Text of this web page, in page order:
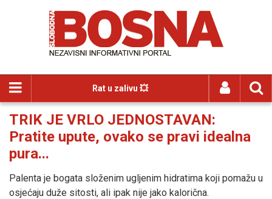
Rat u zalivu 💥
TRIK JE VRLO JEDNOSTAVAN:
Pratite upute, ovako se pravi idealna
pura...
Palenta je bogata složenim ugljenim hidratima koji pomažu u
osjećaju duže sitosti, ali ipak nije jako kalorična.